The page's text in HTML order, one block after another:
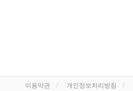
이용약관 개인정보처리방침